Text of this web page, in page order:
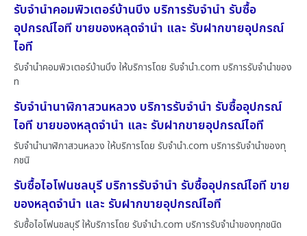
รับจำนำคอมพิวเตอร์บ้านบึง บริการรับจำนำ รับซื้อ
อุปกรณ์ไอที ขายของหลุดจำนำ และ รับฝากขายอุปกรณ์
ไอที
รับจำนำคอมพิวเตอร์บ้านบึง ให้บริการโดย รับจํานํา.com บริการรับจำนำของ
ท
รับจำนำนาฬิกาสวนหลวง บริการรับจำนำ รับซื้ออุปกรณ์
ไอที ขายของหลุดจำนำ และ รับฝากขายอุปกรณ์ไอที
รับจำนำนาฬิกาสวนหลวง ให้บริการโดย รับจํานํา.com บริการรับจำนำของทุ
กชนิ
รับซื้อไอโฟนชลบุรี บริการรับจำนำ รับซื้ออุปกรณ์ไอที ขาย
ของหลุดจำนำ และ รับฝากขายอุปกรณ์ไอที
รับซื้อไอโฟนชลบุรี ให้บริการโดย รับจํานํา.com บริการรับจำนำของทุกชนิด